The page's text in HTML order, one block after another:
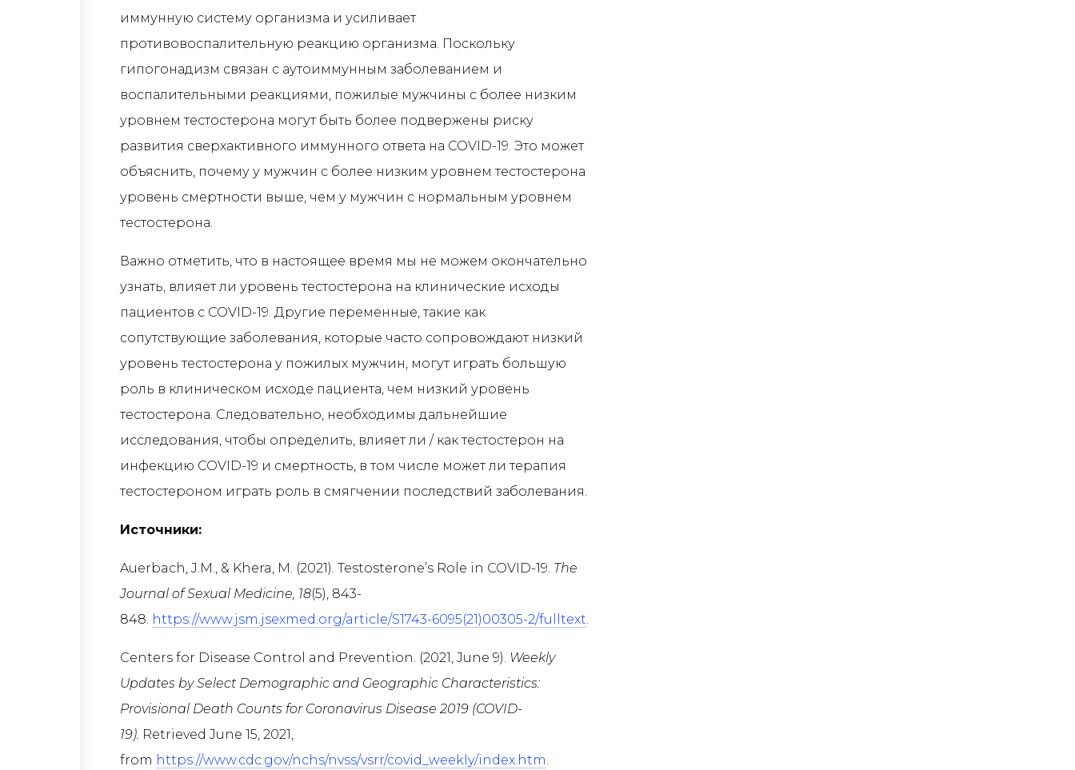
иммунную систему организма и усиливает
противовоспалительную реакцию организма. Поскольку
гипогонадизм связан с аутоиммунным заболеванием и
воспалительными реакциями, пожилые мужчины с более низким
уровнем тестостерона могут быть более подвержены риску
развития сверхактивного иммунного ответа на COVID-19. Это может
объяснить, почему у мужчин с более низким уровнем тестостерона
уровень смертности выше, чем у мужчин с нормальным уровнем
тестостерона.
Важно отметить, что в настоящее время мы не можем окончательно
узнать, влияет ли уровень тестостерона на клинические исходы
пациентов с COVID-19. Другие переменные, такие как
сопутствующие заболевания, которые часто сопровождают низкий
уровень тестостерона у пожилых мужчин, могут играть большую
роль в клиническом исходе пациента, чем низкий уровень
тестостерона. Следовательно, необходимы дальнейшие
исследования, чтобы определить, влияет ли / как тестостерон на
инфекцию COVID-19 и смертность, в том числе может ли терапия
тестостероном играть роль в смягчении последствий заболевания.
Источники:
Auerbach, J.M., & Khera, M. (2021). Testosterone’s Role in COVID-19. The
Journal of Sexual Medicine, 18(5), 843-
848. https://www.jsm.jsexmed.org/article/S1743-6095(21)00305-2/fulltext.
Centers for Disease Control and Prevention. (2021, June 9). Weekly
Updates by Select Demographic and Geographic Characteristics:
Provisional Death Counts for Coronavirus Disease 2019 (COVID-
19). Retrieved June 15, 2021,
from https://www.cdc.gov/nchs/nvss/vsrr/covid_weekly/index.htm.